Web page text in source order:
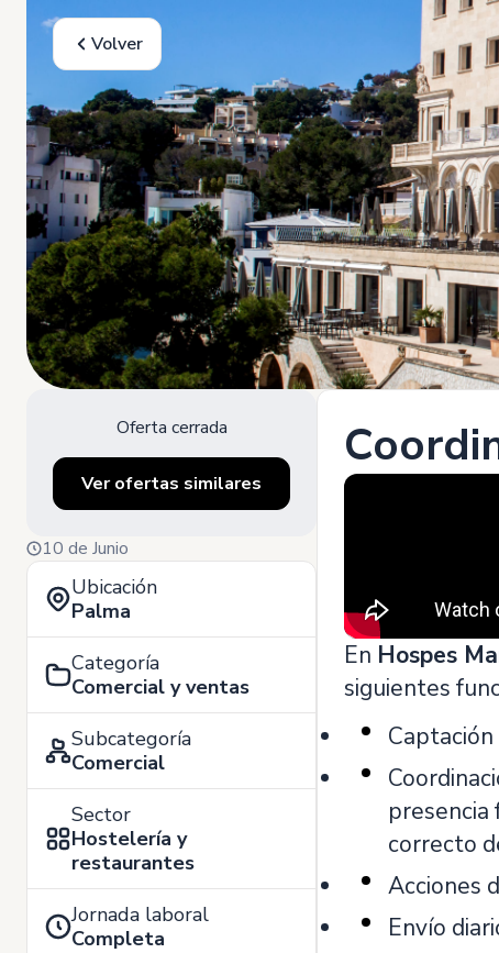
Volver
Oferta cerrada
Ver ofertas similares
10 de Junio
Ubicación
Palma
Categoría
Comercial y ventas
Subcategoría
Comercial
Sector
Hostelería y
restaurantes
Jornada laboral
Completa
En Hospes
siguientes
presencia
correcto
Acciones
Envío